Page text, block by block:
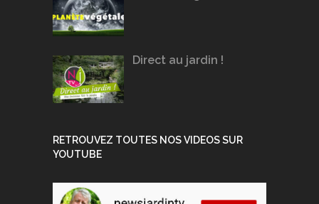
Direct au jardin !
RETROUVEZ TOUTES NOS VIDEOS SUR
YOUTUBE